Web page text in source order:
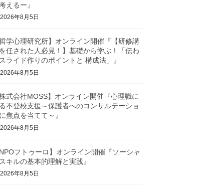
えるー』
2026年8月5日
哲学心理研究所】オンライン開催『【研修講
任された人必見！】基礎から学ぶ！「伝わ
ライド作りのポイントと 構成法」』
2026年8月5日
株式会社MOSS】オンライン開催『心理職に
不登校支援～保護者へのコンサルテーショ
焦点を当てて～』
2026年8月5日
NPOフトゥーロ】オンライン開催『ソーシャ
キルの基本的理解と実践』
2026年8月5日